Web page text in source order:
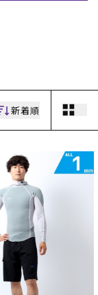
リ
！
新着順